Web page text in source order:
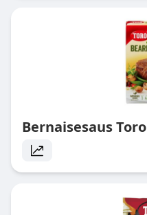
Bernaisesaus Toro